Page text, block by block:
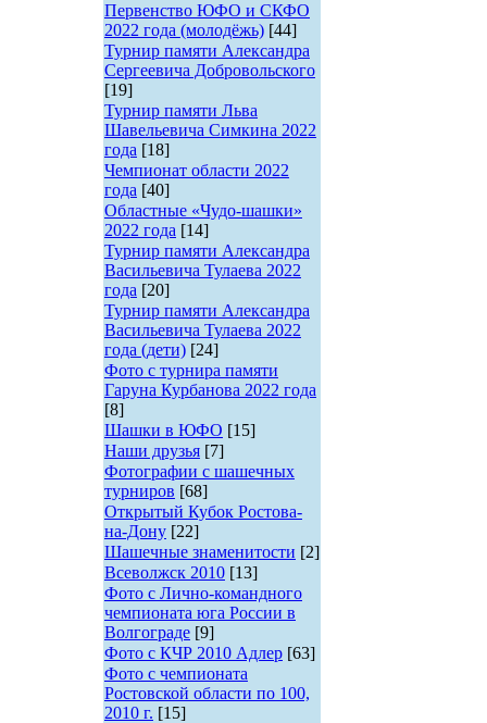
Первенство ЮФО и СКФО
2022 года (молодёжь) [44]
Турнир памяти Александра
Сергеевича Добровольского
[19]
Турнир памяти Льва
Шавельевича Симкина 2022
года [18]
Чемпионат области 2022
года [40]
Областные «Чудо-шашки»
2022 года [14]
Турнир памяти Александра
Васильевича Тулаева 2022
года [20]
Турнир памяти Александра
Васильевича Тулаева 2022
года (дети) [24]
Фото с турнира памяти
Гаруна Курбанова 2022 года
[8]
Шашки в ЮФО [15]
Наши друзья [7]
Фотографии с шашечных
турниров [68]
Открытый Кубок Ростова-
на-Дону [22]
Шашечные знаменитости [2]
Всеволжск 2010 [13]
Фото с Лично-командного
чемпионата юга России в
Волгограде [9]
Фото с КЧР 2010 Адлер [63]
Фото с чемпионата
Ростовской области по 100,
2010 г. [15]